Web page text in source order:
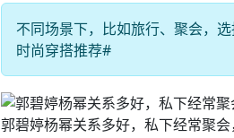
不同场景下，比如旅行、聚会，
时尚穿搭推荐#
郭碧婷杨幂关系多好，私下经常聚会